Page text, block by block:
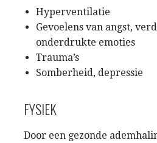
Hyperventilatie
Gevoelens van angst,
onderdrukte emoties
Trauma’s
Somberheid, depressie
FYSIEK
Door een gezonde